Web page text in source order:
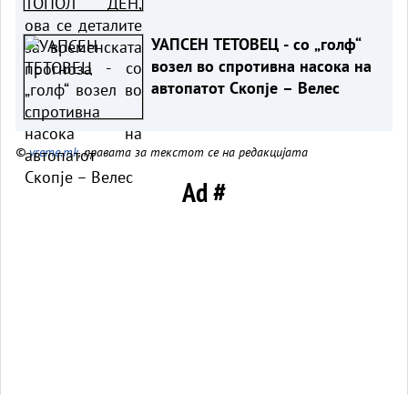
УАПСЕН ТЕТОВЕЦ - со „голф“
возел во спротивна насока на
автопатот Скопје – Велес
©vreme.mk, правата за текстот се на редакцијата
Ad #